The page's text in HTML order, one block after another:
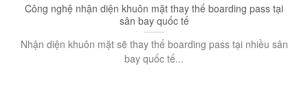
Công nghệ nhận diện khuôn mặt thay thế boarding pass tại
sân bay quốc tế
Nhận diện khuôn mặt sẽ thay thế boarding pass tại nhiều sân
bay quốc tế...